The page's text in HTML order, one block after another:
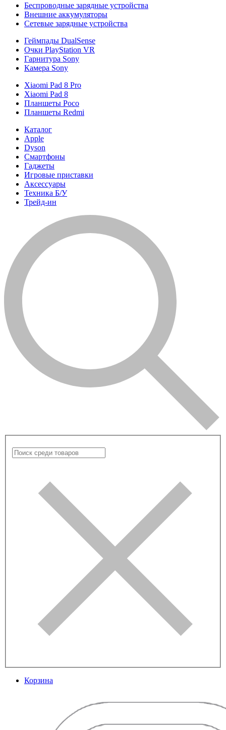
Беспроводные зарядные устройства
Внешние аккумуляторы
Сетевые зарядные устройства
Геймпады DualSense
Очки PlayStation VR
Гарнитура Sony
Камера Sony
Xiaomi Pad 8 Pro
Xiaomi Pad 8
Планшеты Poco
Планшеты Redmi
Каталог
Apple
Dyson
Смартфоны
Гаджеты
Игровые приставки
Аксессуары
Техника Б/У
Трейд-ин
Корзина